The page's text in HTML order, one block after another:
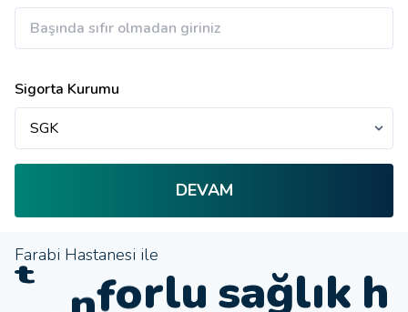
Sigorta Kurumu
DEVAM
Farabi Hastanesi ile
rlu sağlık h
t